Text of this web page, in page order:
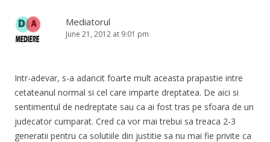
Mediatorul
June 21, 2012 at 9:01 pm
Intr-adevar, s-a adancit foarte mult aceasta prapastie intre
cetateanul normal si cel care imparte dreptatea. De aici si
sentimentul de nedreptate sau ca ai fost tras pe sfoara de un
judecator cumparat. Cred ca vor mai trebui sa treaca 2-3
generatii pentru ca solutiile din justitie sa nu mai fie privite ca